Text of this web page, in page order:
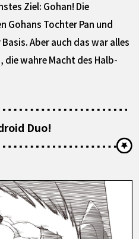
Ziel: Gohan! Die
Gohans Tochter Pan und
Aber auch das war alles
die wahre Macht des Halb-
Duo!